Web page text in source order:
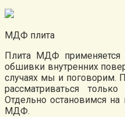
МДФ плита
Плита МДФ применяется
обшивки внутренних
случаях мы и поговорим.
рассматриваться
Отдельно остановимся
МДФ.